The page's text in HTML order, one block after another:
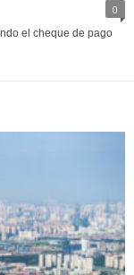
0
el cheque de pago